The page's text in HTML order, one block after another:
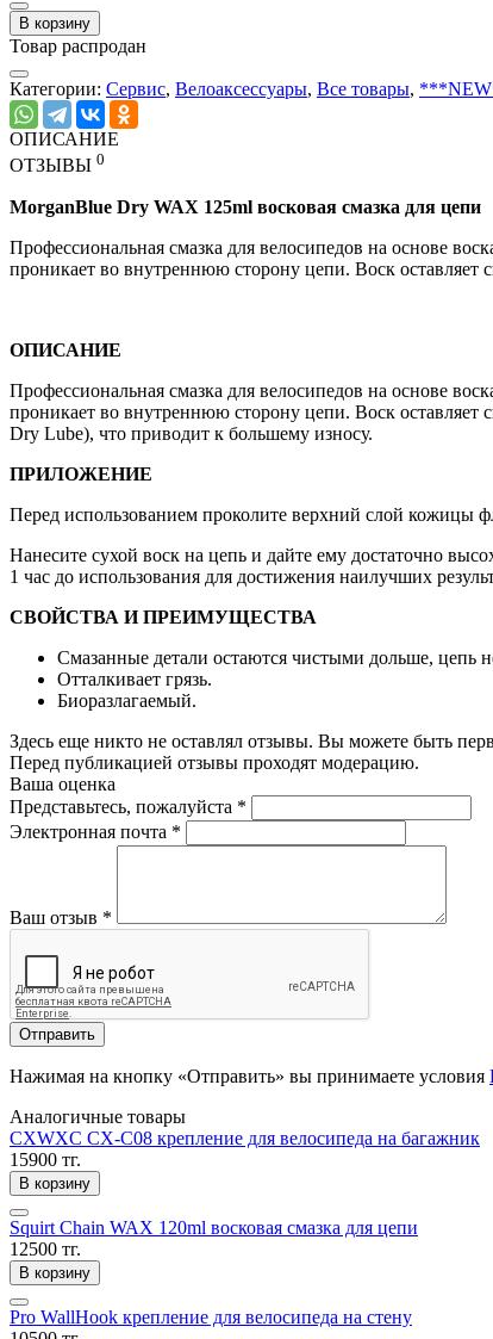
В корзину
Товар распродан
Категории: Сервис, Велоаксессуары, Все товары,
ОПИСАНИЕ
ОТЗЫВЫ 0
MorganBlue Dry WAX 125ml восковая смазка для цепи
Профессиональная смазка для велосипедов на основе
проникает во внутреннюю сторону цепи. Воск оставляет
ОПИСАНИЕ
Профессиональная смазка для велосипедов на основе
проникает во внутреннюю сторону цепи. Воск оставляет
Dry Lube), что приводит к большему износу.
ПРИЛОЖЕНИЕ
Перед использованием проколите верхний слой кожицы
Нанесите сухой воск на цепь и дайте ему достаточно
1 час до использования для достижения наилучших
СВОЙСТВА И ПРЕИМУЩЕСТВА
Смазанные детали остаются чистыми дольше, цепь
Отталкивает грязь.
Биоразлагаемый.
Здесь еще никто не оставлял отзывы. Вы можете быть
Перед публикацией отзывы проходят модерацию.
Ваша оценка
Представьтесь, пожалуйста *
Электронная почта *
Ваш отзыв *
Отправить
Нажимая на кнопку «Отправить» вы принимаете условия
Аналогичные товары
CXWXC CX-C08 крепление для велосипеда на багажник
15900 тг.
В корзину
Squirt Chain WAX 120ml восковая смазка для цепи
12500 тг.
В корзину
Pro WallHook крепление для велосипеда на стену